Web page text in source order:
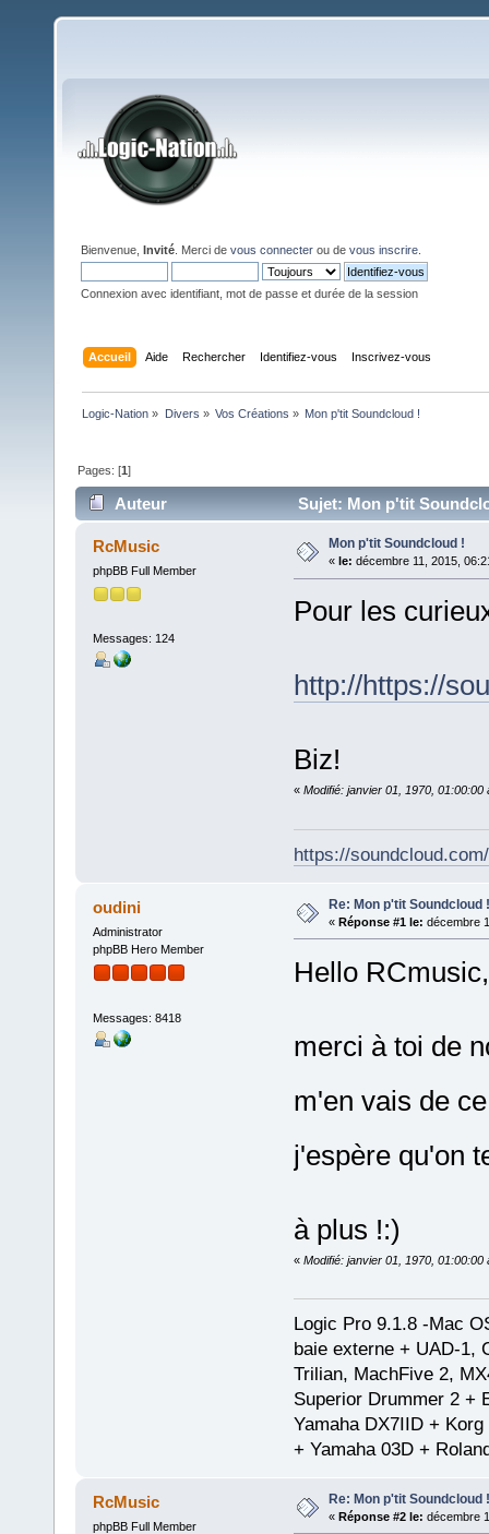
Bienvenue, Invité . Merci de vous connecter ou de vous inscrire
Connexion avec identifiant, mot de passe et durée de la session
Accueil Aide Rechercher Identifiez-vous Inscrivez-vous
Logic-Nation » Divers » Vos Créations » Mon p'tit Soundcloud !
Pages: [1]
Auteur Sujet: Mon p'tit
RcMusic
phpBB Full Member
Messages: 124
Mon p'tit Soundcloud !
« le: décembre 11, 2015,
Pour les
http://https://
Biz!
« Modifié: janvier 01, 1970, 01:00:00
https://
oudini
Administrator
phpBB Hero Member
Messages: 8418
Re: Mon p'tit Soundcloud !
« Réponse #1 le: décembre
Hello RCmusic,
merci à toi de
m'en vais de
j'espère qu'on
à plus !:)
« Modifié: janvier 01, 1970, 01:00:00
Logic Pro 9.1.8 -Mac
baie externe + UAD-1,
Trilian, MachFive 2,
Superior Drummer 2 +
Yamaha DX7IID +
+ Yamaha 03D +
RcMusic
phpBB Full Member
Re: Mon p'tit Soundcloud !
« Réponse #2 le: décembre